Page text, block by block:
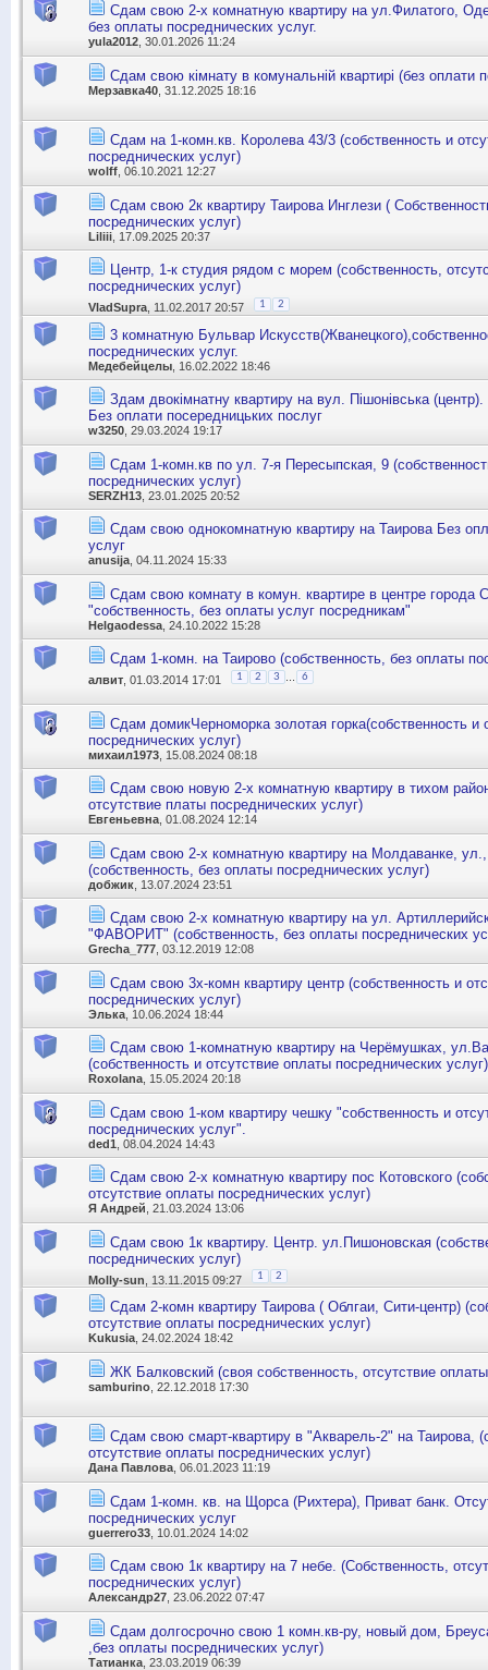
Сдам свою 2-х комнатную квартиру на ул.Филатого,
без оплаты посреднических услуг.
yula2012 , 30.01.2026 11:24
Сдам свою кімнату в комунальній квартирі (без оплати
Мерзавка40 , 31.12.2025 18:16
Сдам на 1-комн.кв. Королева 43/3 (собственность и
посреднических услуг)
wolff , 06.10.2021 12:27
Сдам свою 2к квартиру Таирова Инглези (
посреднических услуг)
Liliii , 17.09.2025 20:37
Центр, 1-к студия рядом с морем (собственность,
посреднических услуг)
VladSupra , 11.02.2017 20:57 1 2
3 комнатную Бульвар
посреднических услуг.
Медебейцелы , 16.02.2022 18:46
Здам двокімнатну квартиру на вул. Пішонівська
Без оплати посередницьких послуг
w3250, 29.03.2024 19:17
Сдам 1-комн.кв по ул. 7-я Пересыпская, 9
посреднических услуг)
SERZH13 , 23.01.2025 20:52
Сдам свою однокомнатную квартиру на Таирова Без
услуг
anusija , 04.11.2024 15:33
Сдам свою комнату в комун. квартире в центре города
"собственность, без оплаты услуг посредникам"
Helgaodessa , 24.10.2022 15:28
Сдам 1-комн. на Таирово (собственность, без оплаты
алвит , 01.03.2014 17:01 1 2 3 6
Сдам домикЧерноморка золотая горка(собственность и
посреднических услуг)
михаил1973 , 15.08.2024 08:18
Сдам свою новую 2-х комнатную квартиру в тихом
отсутствие платы посреднических услуг)
Евгеньевна , 01.08.2024 12:14
Сдам свою 2-х комнатную квартиру на Молдаванке,
(собственность, без оплаты посреднических услуг)
добжик , 13.07.2024 23:51
Сдам свою 2-х комнатную квартиру на ул.
"ФАВОРИТ" (собственность, без оплаты посреднических
Grecha_777 , 03.12.2019 12:08
Сдам свою 3х-комн квартиру центр (собственность и
посреднических услуг)
Элька , 10.06.2024 18:44
Сдам свою 1-комнатную квартиру на Черёмушках,
(собственность и отсутствие оплаты посреднических услуг)
Roxolana , 15.05.2024 20:18
Сдам свою 1-ком квартиру чешку "собственность и
посреднических услуг".
ded1 , 08.04.2024 14:43
Сдам свою 2-х комнатную квартиру пос Котовского
отсутствие оплаты посреднических услуг)
Я Андрей , 21.03.2024 13:06
Сдам свою 1к квартиру. Центр. ул.Пишоновская
посреднических услуг)
Molly-sun , 13.11.2015 09:27 1 2
Сдам 2-комн квартиру Таирова ( Облгаи, Сити-центр)
отсутствие оплаты посреднических услуг)
Kukusia , 24.02.2024 18:42
ЖК Балковский (своя собственность, отсутствие
samburino , 22.12.2018 17:30
Сдам свою смарт-квартиру в "Акварель-2" на Таирова,
отсутствие оплаты посреднических услуг)
Дана Павлова , 06.01.2023 11:19
Сдам 1-комн. кв. на Щорса (Рихтера), Приват банк.
посреднических услуг
guerrero33 , 10.01.2024 14:02
Сдам свою 1к квартиру на 7 небе. (Собственность,
посреднических услуг)
Александр27 , 23.06.2022 07:47
Сдам долгосрочно свою 1 комн.кв-ру, новый дом,
,без оплаты посреднических услуг)
Татианка , 23.03.2019 06:39